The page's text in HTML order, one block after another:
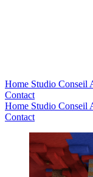
Home Studio Conseil
Contact
Home Studio Conseil
Contact